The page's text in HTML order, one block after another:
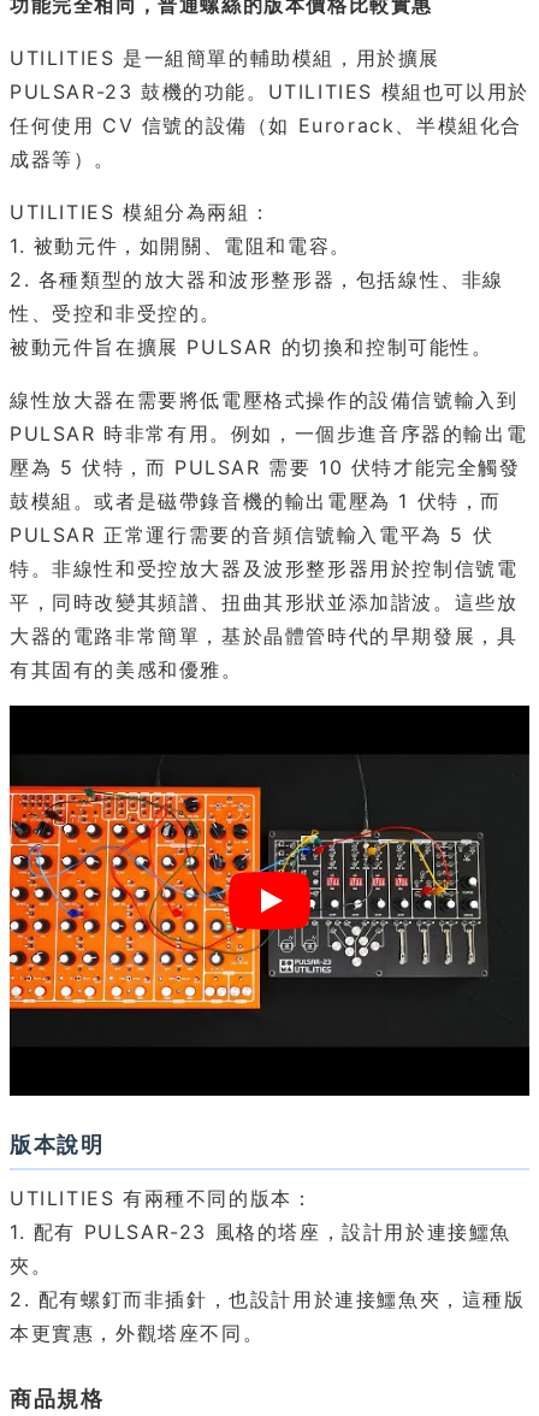
UTILITIES 是一組簡單的輔助模組，用於擴展
PULSAR-23 鼓機的功能。UTILITIES 模組也可以用於
任何使用 CV 信號的設備（如 Eurorack、半模組化合
成器等）。
UTILITIES 模組分為兩組：
1. 被動元件，如開關、電阻和電容。
2. 各種類型的放大器和波形整形器，包括線性、非線
性、受控和非受控的。
被動元件旨在擴展 PULSAR 的切換和控制可能性。
線性放大器在需要將低電壓格式操作的設備信號輸入到
PULSAR 時非常有用。例如，一個步進音序器的輸出電
壓為 5 伏特，而 PULSAR 需要 10 伏特才能完全觸發
鼓模組。或者是磁帶錄音機的輸出電壓為 1 伏特，而
PULSAR 正常運行需要的音頻信號輸入電平為 5 伏
特。非線性和受控放大器及波形整形器用於控制信號電
平，同時改變其頻譜、扭曲其形狀並添加諧波。這些放
大器的電路非常簡單，基於晶體管時代的早期發展，具
有其固有的美感和優雅。
版本說明
UTILITIES 有兩種不同的版本：
1. 配有 PULSAR-23 風格的塔座，設計用於連接鱷魚
夾。
2. 配有螺釘而非插針，也設計用於連接鱷魚夾，這種版
本更實惠，外觀塔座不同。
商品規格